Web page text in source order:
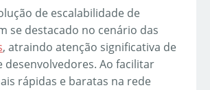
de escalabilidade de
se destacado no cenário das
, atraindo atenção significativa de
desenvolvedores. Ao facilitar
rápidas e baratas na rede